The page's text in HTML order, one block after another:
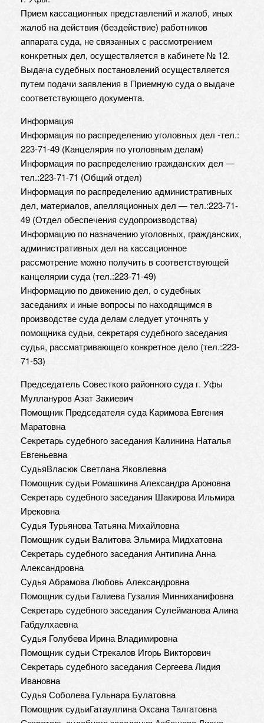
Прием кассационных представлений и жалоб, иных
жалоб на действия (бездействие) работников
аппарата суда, не связанных с рассмотрением
конкретных дел, осуществляется в кабинете № 12.
Выдача судебных постановлений осуществляется
путем подачи заявления в Приемную суда о выдаче
соответствующего документа.
Информация
Информация по распределению уголовных дел -тел.:
223-71-49 (Канцелярия по уголовным делам)
Информация по распределению гражданских дел —
тел.:223-71-71 (Общий отдел)
Информация по распределению административных
дел, материалов, апелляционных дел — тел.:223-71-
49 (Отдел обеспечения судопроизводства)
Информацию по назначению уголовных, гражданских,
административных дел на кассационное
рассмотрение можно получить в соответствующей
канцелярии суда (тел.:223-71-49)
Информацию по движению дел, о судебных
заседаниях и иные вопросы по находящимся в
производстве суда делам следует уточнять у
помощника судьи, секретаря судебного заседания
судья, рассматривающего конкретное дело (тел.:223-
71-53)
Председатель Совесткого районного суда г. Уфы
Муллануров Азат Закиевич
Помощник Председателя суда Каримова Евгения
Маратовна
Секретарь судебного заседания Калинина Наталья
Евгеньевна
СудьяВласюк Светлана Яковлевна
Помощник судьи Ромашкина Александра Ароновна
Секретарь судебного заседания Шакирова Ильмира
Ирековна
Судья Турьянова Татьяна Михайловна
Помощник судьи Валитова Эльмира Мидхатовна
Секретарь судебного заседания Антипина Анна
Александровна
Судья Абрамова Любовь Александровна
Помощник судьи Галиева Гузалия Минниханифовна
Секретарь судебного заседания Сулейманова Алина
Габдулхаевна
Судья Голубева Ирина Владимировна
Помощник судьи Стрекалов Игорь Викторович
Секретарь судебного заседания Сергеева Лидия
Ивановна
Судья Соболева Гульнара Булатовна
Помощник судьиГатауллина Оксана Талгатовна